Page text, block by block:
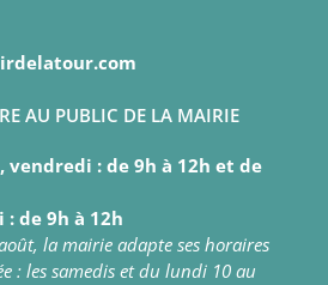
AU PUBLIC DE LA MAIRIE
: de 9h à 12h et de
de 9h à 12h
la mairie adapte ses horaires
: les samedis et du lundi 10 au